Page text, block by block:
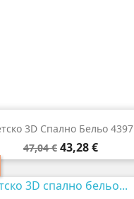
3D Спално Бельо 4397
Редовна
цена
47,04 € Цена
43,28 €